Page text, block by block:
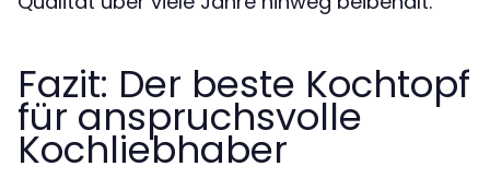
Fazit: Der beste Kochtopf
für anspruchsvolle
Kochliebhaber